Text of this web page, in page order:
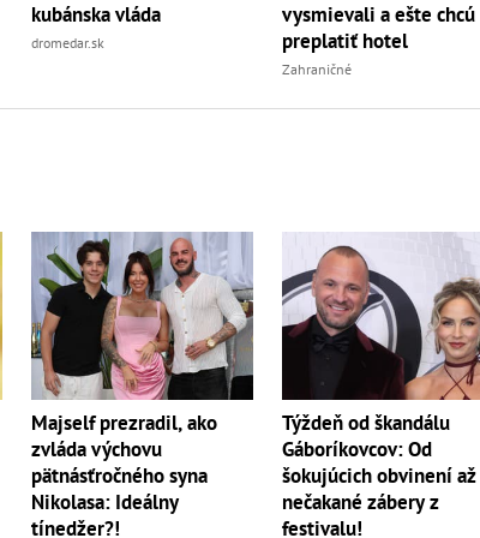
kubánska vláda
dromedar.sk
vysmievali a ešte chcú
preplatiť hotel
Zahraničné
Majself prezradil, ako
zvláda výchovu
pätnásťročného syna
Nikolasa: Ideálny
tínedžer?!
Týždeň od škandálu
Gáboríkovcov: Od
šokujúcich obvinení
nečakané zábery z
festivalu!